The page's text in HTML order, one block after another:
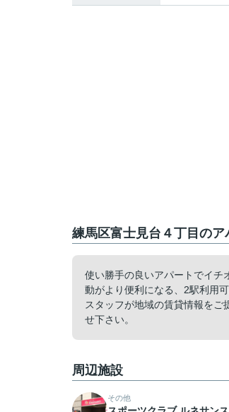
練馬区富士見台４丁目の
使い勝手の良いアパートでイチ
動がより便利になる、2駅利用
スタッフが地域の賃貸情報を
せ下さい。
周辺施設
その他